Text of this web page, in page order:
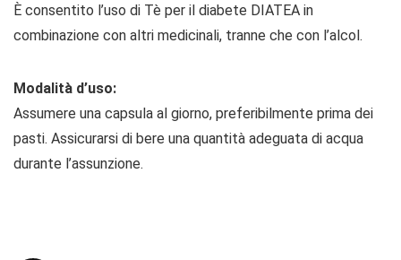
È consentito l’uso di Tè per il diabete DIATEA in
combinazione con altri medicinali, tranne che con l’alcol.
Modalità d’uso:
Assumere una capsula al giorno, preferibilmente prima dei
pasti. Assicurarsi di bere una quantità adeguata di acqua
durante l’assunzione.